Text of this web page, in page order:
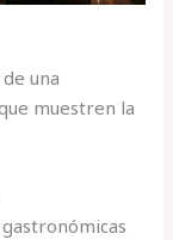
una
muestren la